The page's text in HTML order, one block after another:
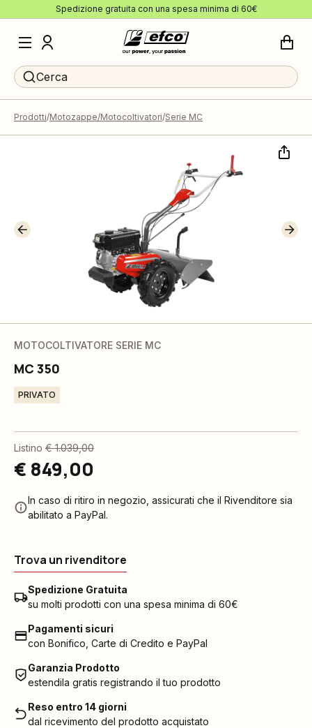
Spedizione gratuita con una spesa minima di 60€
Cerca
Prodotti Motozappe/Motocoltivatori Serie MC
MOTOCOLTIVATORE SERIE MC
MC 350
PRIVATO
Listino € 1.039,00
€ 849,00
In caso di ritiro in negozio, assicurati che il Rivenditore sia
abilitato a PayPal.
Trova un rivenditore
Spedizione Gratuita
su molti prodotti con una spesa minima di 60€
Pagamenti sicuri
con Bonifico, Carte di Credito e PayPal
Garanzia Prodotto
estendila gratis registrando il tuo prodotto
Reso entro 14 giorni
dal ricevimento del prodotto acquistato